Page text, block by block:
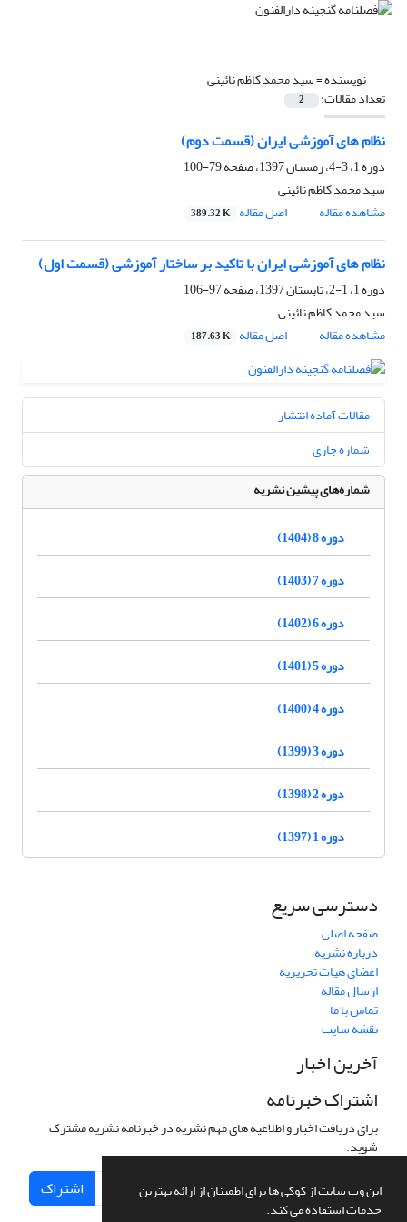
این وب سایت از کوکی ها برای اطمینان از ارائه بهترین
خدمات استفاده می کند.
نویسنده =سید محمد کاظم نائینی
تعداد مقالات: 2
نظام های آموزشی ایران (قسمت دوم)
دوره 1، 3-4، زمستان 1397، صفحه
79-100
سید محمد کاظم نائینی
مشاهده مقاله
اصل مقاله 389.32 K
نظام های آموزشی ایران با تاکید بر ساختار آموزشی (قسمت اول)
دوره 1، 1-2، تابستان 1397، صفحه
97-106
سید محمد کاظم نائینی
مشاهده مقاله
اصل مقاله 187.63 K
مقالات آماده انتشار
شماره جاری
شماره‌های پیشین نشریه
دوره 8 (1404)
دوره 7 (1403)
دوره 6 (1402)
دوره 5 (1401)
دوره 4 (1400)
دوره 3 (1399)
دوره 2 (1398)
دوره 1 (1397)
دسترسی سریع
صفحه اصلی
درباره نشریه
اعضای هیات تحریریه
ارسال مقاله
تماس با ما
نقشه سایت
آخرین اخبار
اشتراک خبرنامه
برای دریافت اخبار و اطلاعیه های مهم نشریه در خبرنامه نشریه مشترک
شوید.
اشتراک